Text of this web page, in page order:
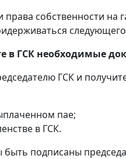
права собственности на
в ГСК необходимые
ГСК и
пае;
в ГСК.
подписаны